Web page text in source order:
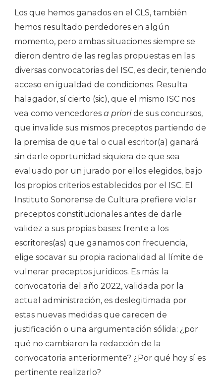
Los que hemos ganados en el CLS, también
hemos resultado perdedores en algún
momento, pero ambas situaciones siempre se
dieron dentro de las reglas propuestas en las
diversas convocatorias del ISC, es decir, teniendo
acceso en igualdad de condiciones. Resulta
halagador, sí cierto (sic), que el mismo ISC nos
vea como vencedores a prioride sus concursos,
que invalide sus mismos preceptos partiendo de
la premisa de que tal o cual escritor(a) ganará
sin darle oportunidad siquiera de que sea
evaluado por un jurado por ellos elegidos, bajo
los propios criterios establecidos por el ISC. El
Instituto Sonorense de Cultura prefiere violar
preceptos constitucionales antes de darle
validez a sus propias bases: frente a los
escritores(as) que ganamos con frecuencia,
elige socavar su propia racionalidad al límite de
vulnerar preceptos jurídicos. Es más: la
convocatoria del año 2022, validada por la
actual administración, es deslegitimada por
estas nuevas medidas que carecen de
justificación o una argumentación sólida: ¿por
qué no cambiaron la redacción de la
convocatoria anteriormente? ¿Por qué hoy sí es
pertinente realizarlo?